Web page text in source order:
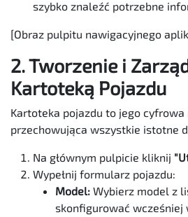
szybko znaleźć potrzebne
[Obraz pulpitu nawigacyjnego
2. Tworzenie i
Kartoteką Pojazdu
Kartoteka pojazdu to jego cyfrowa
przechowująca wszystkie istotne
Na głównym pulpicie kliknij
Wypełnij formularz pojazdu:
Model: Wybierz model z
skonfigurować wcześniej